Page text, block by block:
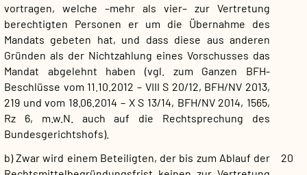
vortragen, welche –mehr als vier– zur Vertretung
berechtigten Personen er um die Übernahme des
Mandats gebeten hat, und dass diese aus anderen
Gründen als der Nichtzahlung eines Vorschusses das
Mandat abgelehnt haben (vgl. zum Ganzen BFH-
Beschlüsse vom 11.10.2012 – VIII S 20/12, BFH/NV 2013,
219 und vom 18.06.2014 – X S 13/14, BFH/NV 2014, 1565,
Rz 6, m.w.N. auch auf die Rechtsprechung des
Bundesgerichtshofs).
20
b) Zwar wird einem Beteiligten, der bis zum Ablauf der